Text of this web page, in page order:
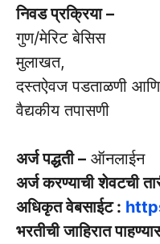
निवड प्रक्रिया –
गुण/मेरिट बेसिस
मुलाखत,
दस्तऐवज पडताळणी आणि
वैद्यकीय तपासणी
अर्ज पद्धती – ऑनलाईन
अर्ज करण्याची शेवटची
अधिकृत वेबसाईट :
भरतीची जाहिरात